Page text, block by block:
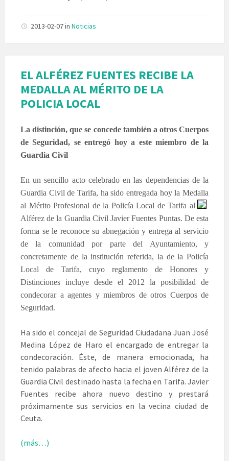
2013-02-07in Noticias
EL ALFÉREZ FUENTES RECIBE LA
MEDALLA AL MÉRITO DE LA
POLICIA LOCAL
La distinción, que se concede también a otros Cuerpos
de Seguridad, se entregó hoy a este miembro de la
Guardia Civil
En un sencillo acto celebrado en las dependencias de la
Guardia Civil de Tarifa, ha sido entregada hoy la Medalla
al MéritoProfesional de la Policía Local de Tarifa al
Alférez de la Guardia Civil Javier Fuentes Puntas. De esta
forma se le reconoce su abnegación y entrega al servicio
de la comunidad por parte del Ayuntamiento, y
concretamente de la institución referida, la de la Policía
Local de Tarifa, cuyo reglamento de Honores y
Distinciones incluye desde el 2012 la posibilidad de
condecorar a agentes y miembros de otros Cuerpos de
Seguridad.
Ha sido el concejal de Seguridad Ciudadana Juan José
Medina López de Haro el encargado de entregar la
condecoración. Éste, de manera emocionada, ha
tenido palabras de afecto hacia el joven Alférez de la
Guardia Civil destinado hasta la fecha en Tarifa. Javier
Fuentes recibe ahora nuevo destino y prestará
próximamente sus servicios en la vecina ciudad de
Ceuta.
(más…)